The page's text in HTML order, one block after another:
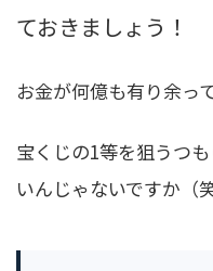
ておきましょう！
お金が何億も有り余って
宝くじの1等を狙うつ
いんじゃないですか（笑